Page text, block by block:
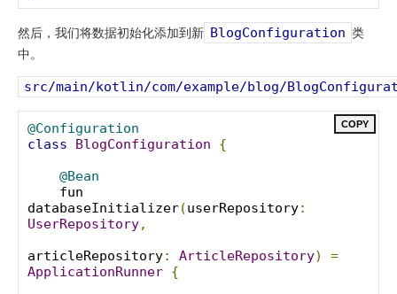
然后，我们将数据初始化添加到新 BlogConfiguration 类
中。
src/main/kotlin/com/example/blog/
@Configuration
class
BlogConfiguration
{
@Bean
databaseInitializer(userRepository:
UserRepository,
articleRepository: ArticleRepository)
=
ApplicationRunner {
COPY